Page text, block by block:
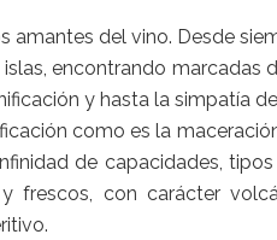
del vino. Desde
encontrando marcadas
y hasta la simpatía
como es la
de capacidades,
frescos, con carácter